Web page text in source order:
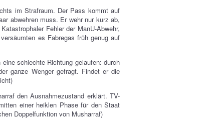
im Strafraum. Der Pass kommt auf
abwehren muss. Er wehr nur kurz ab,
Fehler der ManU-Abwehr,
es Fabregas früh genug auf
schlechte Richtung gelaufen: durch
ganze Wenger gefragt. Findet er die
den Ausnahmezustand erklärt. TV-
einer heiklen Phase für den Staat
Doppelfunktion von Musharraf)